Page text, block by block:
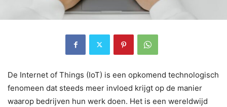
De Internet of Things (IoT) is een opkomend technologisch
fenomeen dat steeds meer invloed krijgt op de manier
waarop bedrijven hun werk doen. Het is een wereldwijd